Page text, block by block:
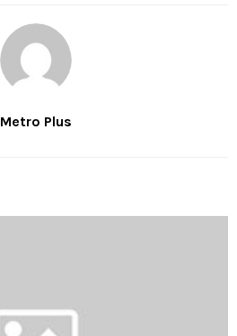
Metro Plus